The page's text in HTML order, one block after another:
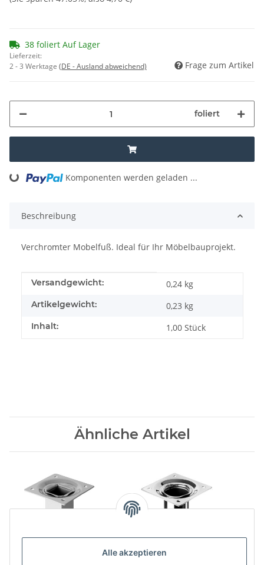
Alle akzeptieren
38 foliert Auf Lager
Lieferzeit:
2 - 3 Werktage (DE - Ausland abweichend) Frage zum Artikel
foliert
Loading... Komponenten werden geladen ...
Beschreibung
Verchromter Mobelfuß. Ideal für Ihr Möbelbauprojekt.
Produkteigenschaft
Wert
Versandgewicht: 0,24 kg
Artikelgewicht: 0,23 kg
Inhalt: 1,00 Stück
Ähnliche Artikel